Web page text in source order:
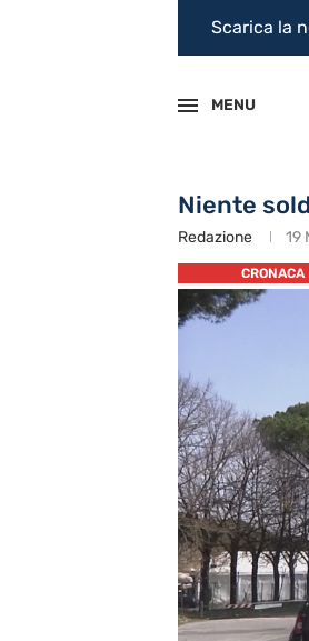
Scarica la
MENU
Niente
Redazione 19
CRONACA